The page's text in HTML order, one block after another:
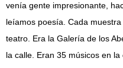
venía gente impresionante,
leíamos poesía. Cada
teatro. Era la Galería de los
la calle. Eran 35 músicos en